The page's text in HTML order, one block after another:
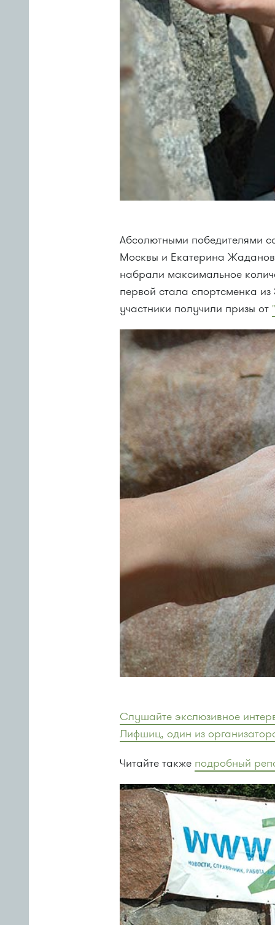
Абсолютными победителями
Москвы и Екатерина
набрали максимальное
первой стала спортсменка
участники получили призы от
Слушайте экслюзивное
Лифшиц, один из
Читайте также подробный